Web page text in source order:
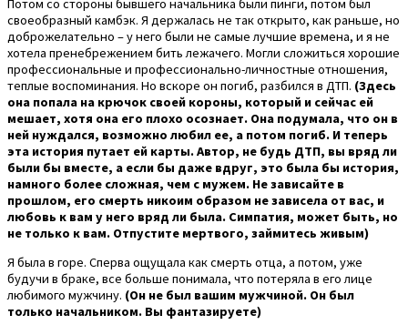
Потом со стороны бывшего начальника были пинги, потом был
своеобразный камбэк. Я держалась не так открыто, как раньше, но
доброжелательно – у него были не самые лучшие времена, и я не
хотела пренебрежением бить лежачего. Могли сложиться хорошие
профессиональные и профессионально-личностные отношения,
теплые воспоминания. Но вскоре он погиб, разбился в ДТП. (Здесь
она попала на крючок своей короны, который и сейчас ей
мешает, хотя она его плохо осознает. Она подумала, что он в
ней нуждался, возможно любил ее, а потом погиб. И теперь
эта история путает ей карты. Автор, не будь ДТП, вы вряд ли
были бы вместе, а если бы даже вдруг, это была бы история,
намного более сложная, чем с мужем. Не зависайте в
прошлом, его смерть никоим образом не зависела от вас, и
любовь к вам у него вряд ли была. Симпатия, может быть, но
не только к вам. Отпустите мертвого, займитесь живым)
Я была в горе. Сперва ощущала как смерть отца, а потом, уже
будучи в браке, все больше понимала, что потеряла в его лице
любимого мужчину. (Он не был вашим мужчиной. Он был
только начальником. Вы фантазируете)